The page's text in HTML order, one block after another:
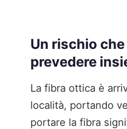
Un rischio
prevedere
La fibra ottica è
località, portando
portare la fibra